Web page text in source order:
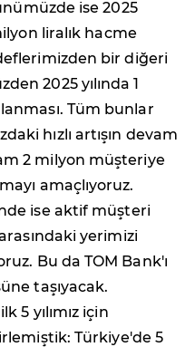
ise 2025
liralık hacme
bir diğeri
2025 yılında 1
Tüm bunlar
hızlı artışın devam
2 milyon müşteriye
amaçlıyoruz.
ise aktif müşteri
yerimizi
Bu da TOM Bank'ı
taşıyacak.
5 yılımız için
Türkiye'de 5